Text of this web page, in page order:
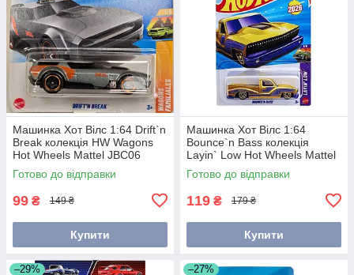
Машинка Хот Вілс 1:64 Drift`n
Break колекція HW Wagons
Hot Wheels Mattel JBC06
Готово до відправки
99 ₴ 149 ₴
Купити
Машинка Хот Вілс 1:64
Bounce`n Bass колекція
Layin` Low Hot Wheels Mattel
JJH32
Готово до відправки
119 ₴ 179 ₴
Купити
–29% –27%